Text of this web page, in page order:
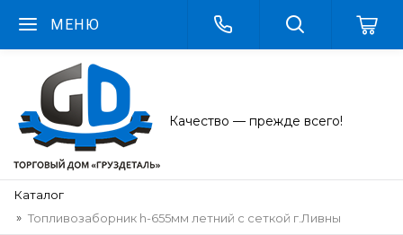
МЕНЮ
Качество — прежде всего!
Каталог
Топливозаборник h-655мм летний с сеткой г.Ливны